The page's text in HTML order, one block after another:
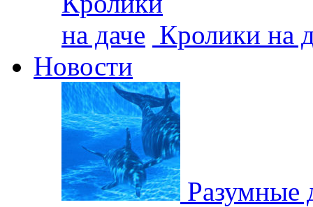
Кролики на
Новости
Разумные